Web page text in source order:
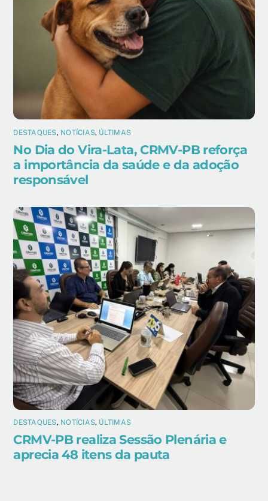
DESTAQUES, NOTÍCIAS, ÚLTIMAS
No Dia do Vira-Lata, CRMV-PB reforça
a importância da saúde e da adoção
responsável
DESTAQUES, NOTÍCIAS, ÚLTIMAS
CRMV-PB realiza Sessão Plenária e
aprecia 48 itens da pauta